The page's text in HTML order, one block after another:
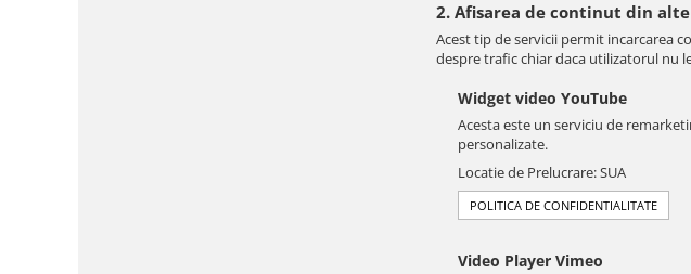
2. Afisarea de continut din
Acest tip de servicii permit incarcarea
despre trafic chiar daca utilizatorul nu
Widget video YouTube
Acesta este un serviciu de
personalizate.
Locatie de Prelucrare: SUA
POLITICA DE CONFIDENTIALITATE
Video Player Vimeo